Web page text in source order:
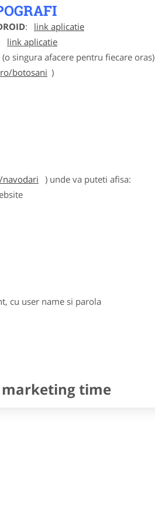
:
link aplicatie
link aplicatie
singura afacere pentru fiecare oras)
botosani )
) unde va puteti afisa:
cu user name si parola
time